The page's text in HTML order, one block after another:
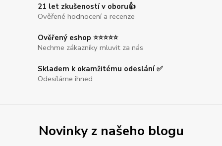
21 let zkušeností v oboru👍
Ověřené hodnocení a recenze
Ověřený eshop ⭐⭐⭐⭐⭐
Nechme zákazníky mluvit za nás
Skladem k okamžitému odeslání ✅
Odesíláme ihned
Novinky z našeho blogu